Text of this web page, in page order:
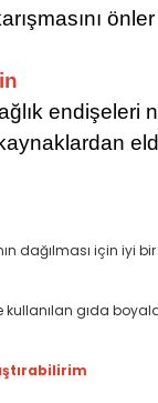
endişeleri
dağılması için iyi
gıda